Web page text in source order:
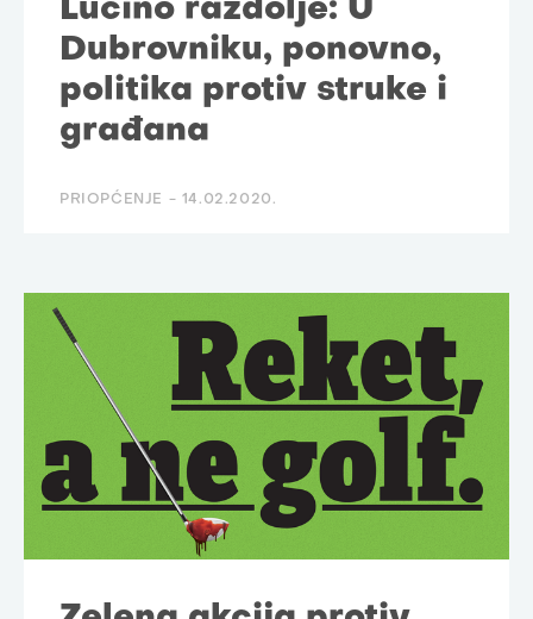
Lučino razdolje: U
Dubrovniku, ponovno,
politika protiv struke i
građana
PRIOPĆENJE - 14.02.2020.